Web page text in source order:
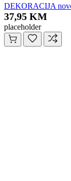
DEKORACIJA
37,95 KM
placeholder